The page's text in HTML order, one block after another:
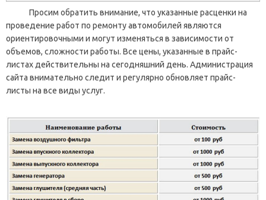
Просим обратить внимание, что указанные расценки на
проведение работ по ремонту автомобилей являются
ориентировочными и могут изменяться в зависимости от
объемов, сложности работы. Все цены, указанные в прайс-
листах действительны на сегодняшний день. Администрация
сайта внимательно следит и регулярно обновляет прайс-
листы на все виды услуг.